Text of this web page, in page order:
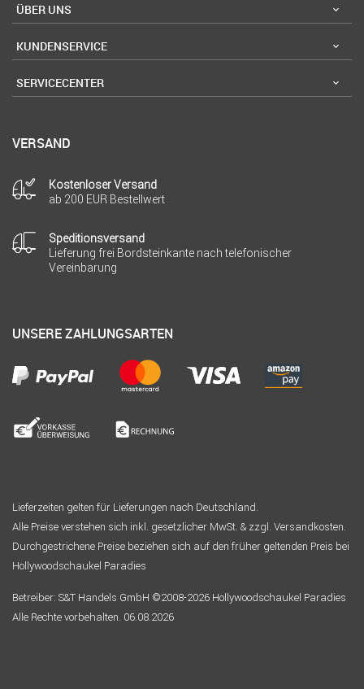
ÜBER UNS
KUNDENSERVICE
SERVICECENTER
VERSAND
Kostenloser Versand
ab 200 EUR Bestellwert
Speditionsversand
Lieferung frei Bordsteinkante nach telefonischer
Vereinbarung
UNSERE ZAHLUNGSARTEN
Lieferzeiten gelten für Lieferungen nach Deutschland.
Alle Preise verstehen sich inkl. gesetzlicher MwSt. & zzgl. Versandkosten.
Durchgestrichene Preise beziehen sich auf den früher geltenden Preis bei
Hollywoodschaukel Paradies
Betreiber: S&T Handels GmbH ©2008-2026 Hollywoodschaukel Paradies
Alle Rechte vorbehalten. 06.08.2026